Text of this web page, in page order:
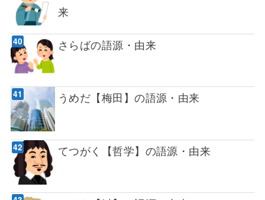
来
さらばの語源・由来
うめだ【梅田】の語源・由来
てつがく【哲学】の語源・由来